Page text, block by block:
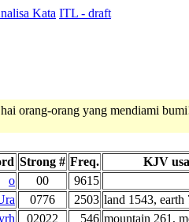
Kata ITL - draft
hai orang-orang yang mendiami
Strong # Freq.
KJV
o
00
9615
0776 2503 land 1543, earth
02022 546 mountain 261,